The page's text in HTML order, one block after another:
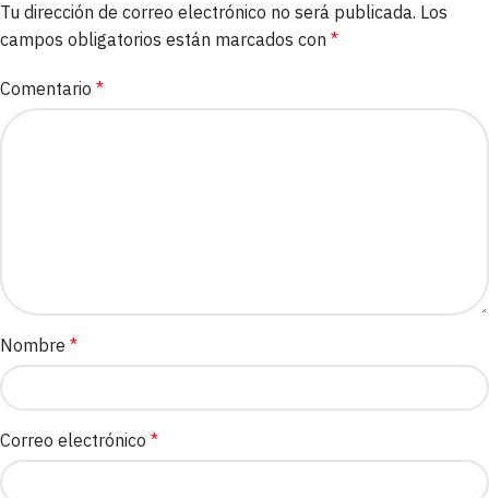
Tu dirección de correo electrónico no será publicada. Los
campos obligatorios están marcados con *
Comentario *
Nombre *
Correo electrónico *